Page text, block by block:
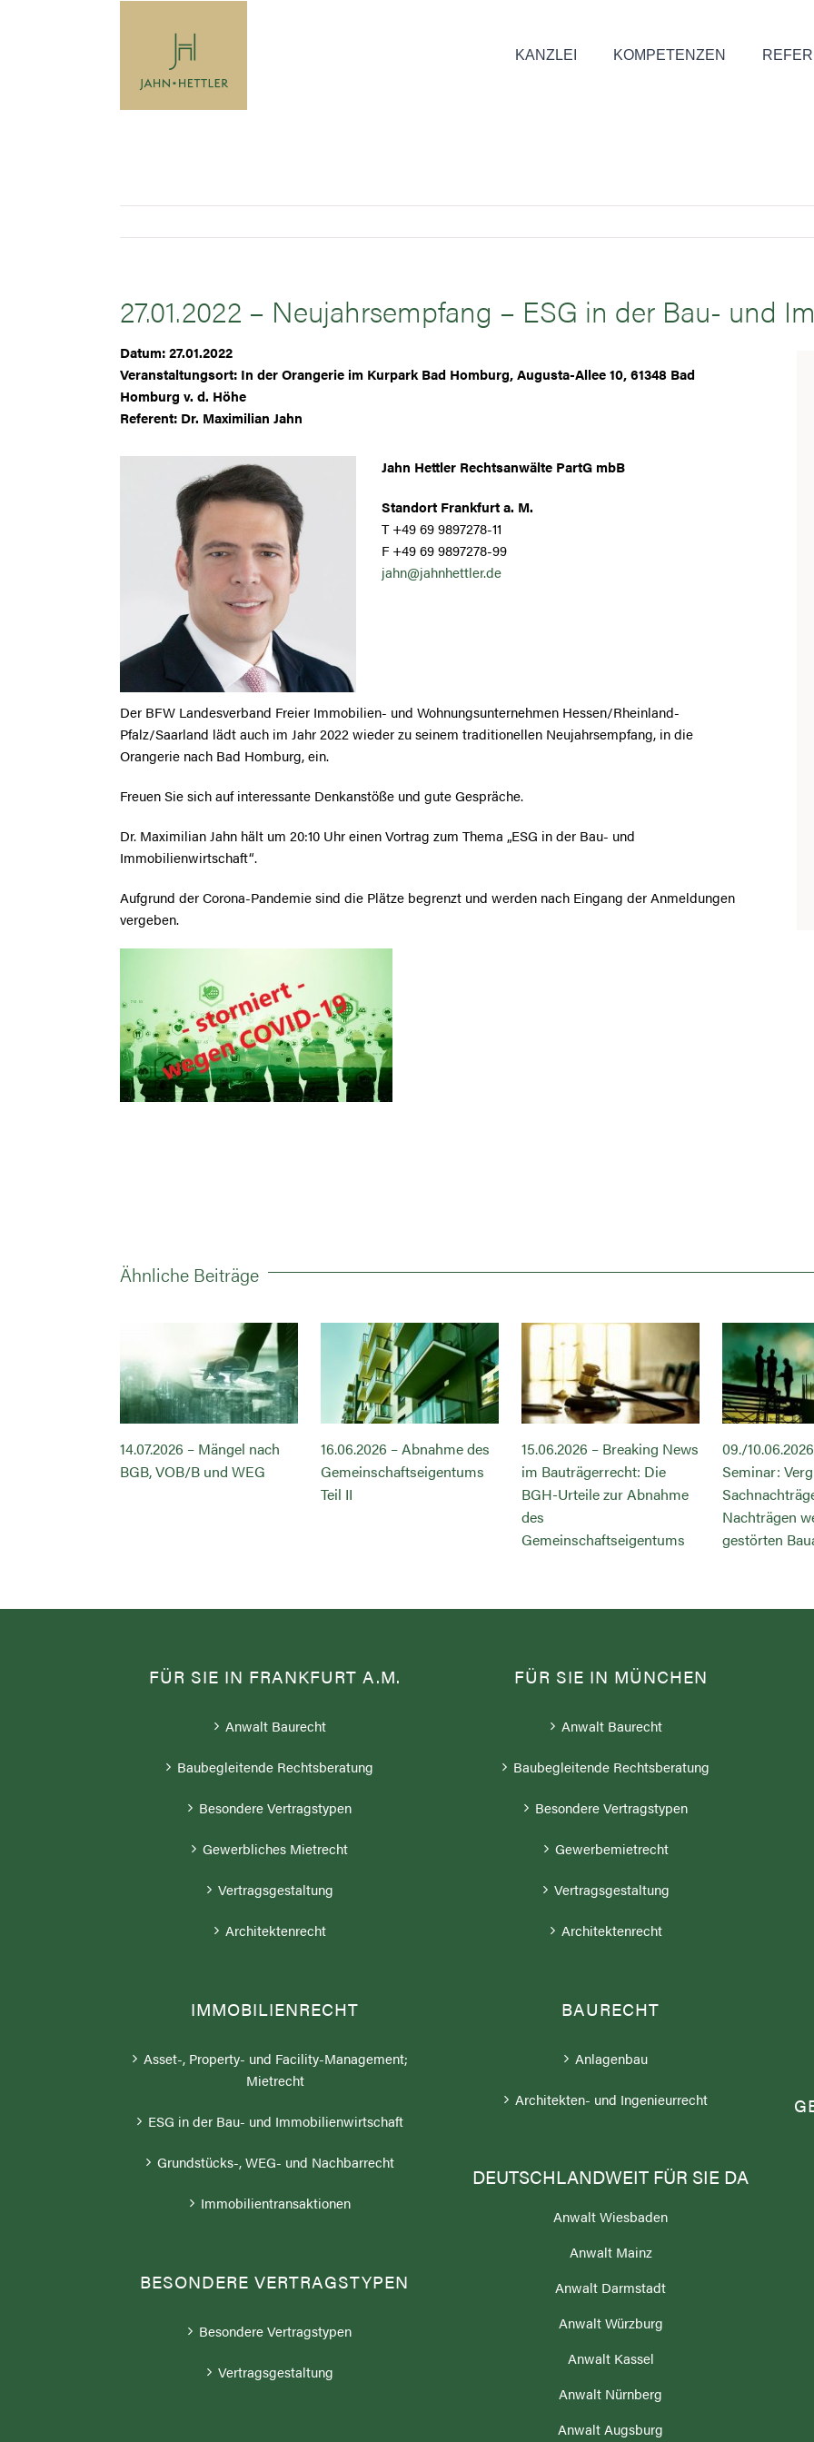
KANZLEI KOMPETENZEN
27.01.2022 – Neujahrsempfang – ESG in der Bau- und
Datum: 27.01.2022
Veranstaltungsort: In der Orangerie im Kurpark Bad Homburg, Augusta-Allee 10, 61348 Bad
Homburg v. d. Höhe
Referent: Dr. Maximilian Jahn
Jahn Hettler Rechtsanwälte PartG mbB
Standort Frankfurt a. M.
T +49 69 9897278-11
F +49 69 9897278-99
jahn@jahnhettler.de
Der BFW Landesverband Freier Immobilien- und Wohnungsunternehmen Hessen/Rheinland-
Pfalz/Saarland lädt auch im Jahr 2022 wieder zu seinem traditionellen Neujahrsempfang, in die
Orangerie nach Bad Homburg, ein.
Freuen Sie sich auf interessante Denkanstöße und gute Gespräche.
Dr. Maximilian Jahn hält um 20:10 Uhr einen Vortrag zum Thema „ESG in der Bau- und
Immobilienwirtschaft“.
Aufgrund der Corona-Pandemie sind die Plätze begrenzt und werden nach Eingang der Anmeldungen
vergeben.
Ähnliche Beiträge
14.07.2026 – Mängel nach
BGB, VOB/B und WEG
16.06.2026 – Abnahme des
Gemeinschaftseigentums
Teil II
15.06.2026 – Breaking News
im Bauträgerrecht: Die
BGH-Urteile zur Abnahme
des
Gemeinschaftseigentums
09./
Seminar:
Nachträgen
gestörten
FÜR SIE IN FRANKFURT A.M.
Anwalt Baurecht
Baubegleitende Rechtsberatung
Besondere Vertragstypen
Gewerbliches Mietrecht
Vertragsgestaltung
Architektenrecht
IMMOBILIENRECHT
Asset-, Property- und Facility-Management;
Mietrecht
ESG in der Bau- und Immobilienwirtschaft
Grundstücks-, WEG- und Nachbarrecht
Immobilientransaktionen
BESONDERE VERTRAGSTYPEN
Besondere Vertragstypen
Vertragsgestaltung
FÜR SIE IN MÜNCHEN
Anwalt Baurecht
Baubegleitende Rechtsberatung
Besondere Vertragstypen
Gewerbemietrecht
Vertragsgestaltung
Architektenrecht
BAURECHT
Anlagenbau
Architekten- und Ingenieurrecht
DEUTSCHLANDWEIT FÜR SIE DA
Anwalt Wiesbaden
Anwalt Mainz
Anwalt Darmstadt
Anwalt Würzburg
Anwalt Kassel
Anwalt Nürnberg
Anwalt Augsburg